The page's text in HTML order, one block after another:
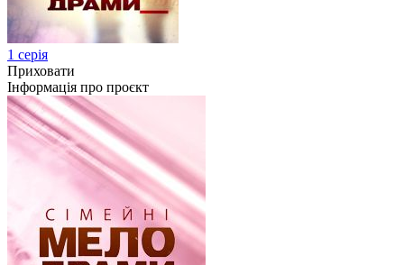
1 серія
Приховати
Інформація про проєкт